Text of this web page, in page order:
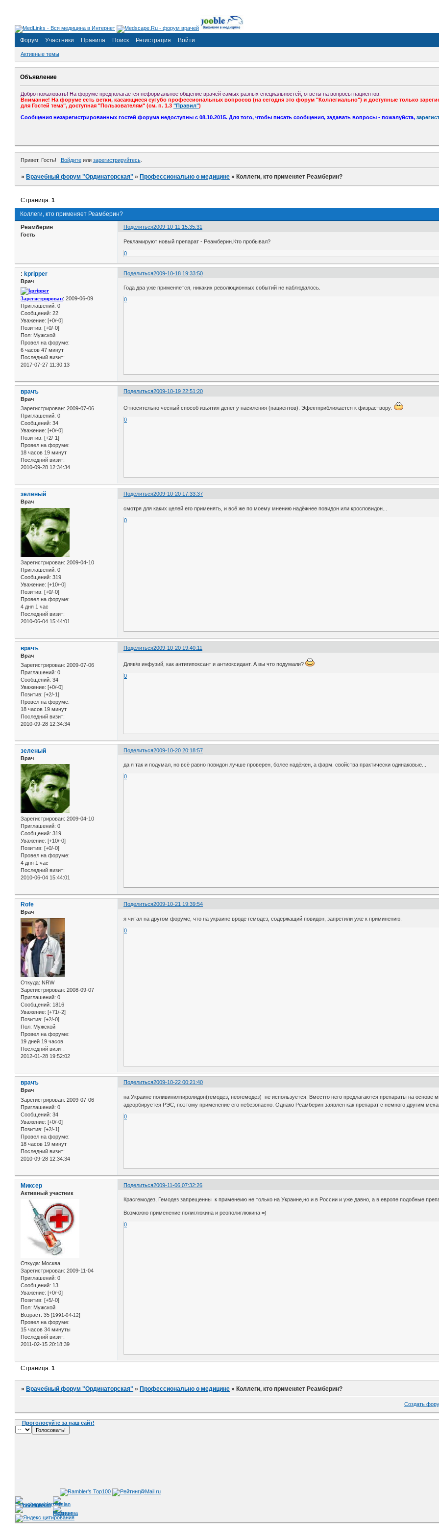
Форум Участники Правила Поиск Регистрация Войти
Активные темы
Объявление
Добро пожаловать! На форуме предполагается неформальное общение врачей самых разных специальностей, ответы на вопросы пациентов.
Внимание! На форуме есть ветки, касающиеся сугубо профессиональных вопросов (на сегодня это форум "Коллегиально") и доступные только
для Гостей тема", доступная "Пользователям" (см. п. 1.3 "Правил")
Сообщения незарегистрированных гостей форума недоступны с 08.10.2015. Для того, чтобы писать сообщения, задавать вопросы - пожалуйста,
Привет, Гость! Войдитеили зарегистрируйтесь.
» Врачебный форум "Ординаторская" » Профессионально о медицине » Коллеги, кто применяет Реамберин?
Коллеги, кто применяет Реамберин?
Страница:1
Поделиться2009-10-11 15:35:31
Реамберин
Гость
Рекламируют новый препарат - Реамберин.Кто пробывал?
0
Поделиться2009-10-18 19:33:50
: kpripper
Врач
Зарегистрирован: 2009-06-09
Приглашений: 0
Сообщений: 22
Уважение: [+0/-0]
Позитив: [+0/-0]
Пол: Мужской
Провел на форуме:
6 часов 47 минут
Последний визит:
2017-07-27 11:30:13
Года два уже применяется, никаких революционных событий не наблюдалось.
0
Поделиться2009-10-19 22:51:20
врачъ
Врач
Зарегистрирован: 2009-07-06
Приглашений: 0
Сообщений: 34
Уважение: [+0/-0]
Позитив: [+2/-1]
Провел на форуме:
18 часов 19 минут
Последний визит:
2010-09-28 12:34:34
Относительно чесный способ изьятия денег у насиления (пациентов). Эфектприближается к физраствору.
0
Поделиться2009-10-20 17:33:37
зеленый
Врач
Зарегистрирован: 2009-04-10
Приглашений: 0
Сообщений: 319
Уважение: [+10/-0]
Позитив: [+0/-0]
Провел на форуме:
4 дня 1 час
Последний визит:
2010-06-04 15:44:01
смотря для каких целей его применять, и всё же по моему мнению надёжнее повидон или кросповидон...
0
Поделиться2009-10-20 19:40:11
врачъ
Врач
Зарегистрирован: 2009-07-06
Приглашений: 0
Сообщений: 34
Уважение: [+0/-0]
Позитив: [+2/-1]
Провел на форуме:
18 часов 19 минут
Последний визит:
2010-09-28 12:34:34
Дляв\в инфузий, как антигипоксант и антиоксидант. А вы что подумали?
0
Поделиться2009-10-20 20:18:57
зеленый
Врач
Зарегистрирован: 2009-04-10
Приглашений: 0
Сообщений: 319
Уважение: [+10/-0]
Позитив: [+0/-0]
Провел на форуме:
4 дня 1 час
Последний визит:
2010-06-04 15:44:01
да я так и подумал, но всё равно повидон лучше проверен, более надёжен, а фарм. свойства практически одинаковые...
0
Поделиться2009-10-21 19:39:54
Rofe
Врач
Откуда: NRW
Зарегистрирован: 2008-09-07
Приглашений: 0
Сообщений: 1816
Уважение: [+71/-2]
Позитив: [+2/-0]
Пол: Мужской
Провел на форуме:
19 дней 19 часов
Последний визит:
2012-01-28 19:52:02
я читал на другом форуме, что на украине вроде гемодез, содержащий повидон, запретили уже к приминению.
0
Поделиться2009-10-22 00:21:40
врачъ
Врач
Зарегистрирован: 2009-07-06
Приглашений: 0
Сообщений: 34
Уважение: [+0/-0]
Позитив: [+2/-1]
Провел на форуме:
18 часов 19 минут
Последний визит:
2010-09-28 12:34:34
на Украине поливинилпиролидон(гемодез, неогемодез) не используется. Вместго него предлагаются препараты на основе
адсорбируется РЭС, поэтому применение его небезопасно. Однако Реамберин заявлен как препарат с немного другим
0
Поделиться2009-11-06 07:32:26
Миксер
Активный участник
Откуда: Москва
Зарегистрирован: 2009-11-04
Приглашений: 0
Сообщений: 13
Уважение: [+0/-0]
Позитив: [+5/-0]
Пол: Мужской
Возраст: 35 [1991-04-12]
Провел на форуме:
15 часов 34 минуты
Последний визит:
2011-02-15 20:18:39
Красгемодез, Гемодез запрещенны к применеию не только на Украине,но и в России и уже давно, а в европе подобные
Возможно применение полиглюкина и реополиглюкина =)
0
Страница:1
»Врачебный форум "Ординаторская" »Профессионально о медицине »Коллеги, кто применяет Реамберин?
Создать
Проголосуйте за наш сайт!